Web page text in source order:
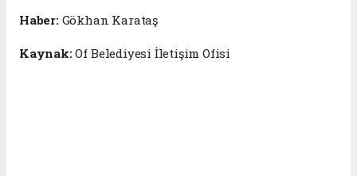
Haber: Gökhan Karataş
Kaynak:Of Belediyesi İletişim Ofisi